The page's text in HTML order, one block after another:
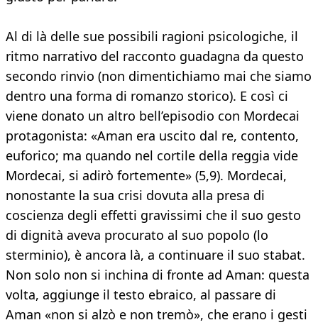
Al di là delle sue possibili ragioni psicologiche, il
ritmo narrativo del racconto guadagna da questo
secondo rinvio (non dimentichiamo mai che siamo
dentro una forma di romanzo storico). E così ci
viene donato un altro bell’episodio con Mordecai
protagonista: «Aman era uscito dal re, contento,
euforico; ma quando nel cortile della reggia vide
Mordecai, si adirò fortemente» (5,9). Mordecai,
nonostante la sua crisi dovuta alla presa di
coscienza degli effetti gravissimi che il suo gesto
di dignità aveva procurato al suo popolo (lo
sterminio), è ancora là, a continuare il suo stabat.
Non solo non si inchina di fronte ad Aman: questa
volta, aggiunge il testo ebraico, al passare di
Aman «non si alzò e non tremò», che erano i gesti